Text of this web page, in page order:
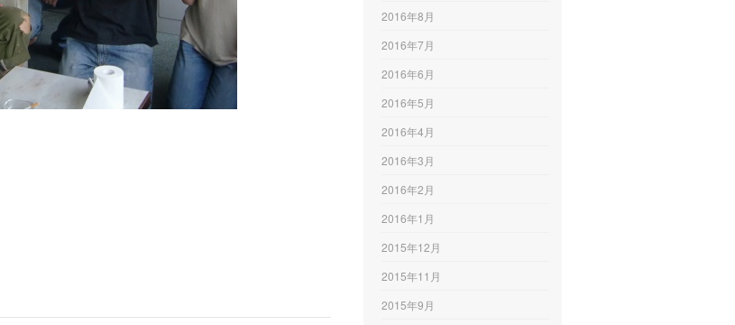
2016年8月
2016年7月
2016年6月
2016年5月
2016年4月
2016年3月
2016年2月
2016年1月
2015年12月
2015年11月
2015年9月